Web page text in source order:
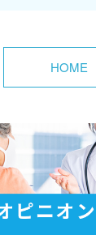
HOME